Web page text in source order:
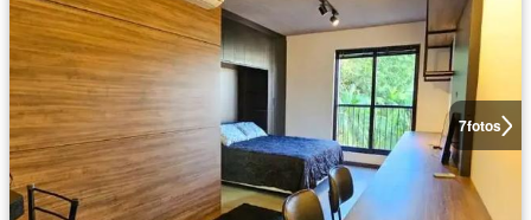
7fotos